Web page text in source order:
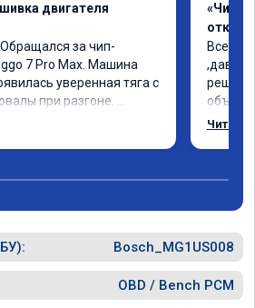
двигателя
за чип-
7 Pro Max. Машина
уверенная тяга с
при разгоне.
режиме даже немного
«Чип
Всем
,давно
сумму
Читать
Bosch_MG1US008
OBD / Bench PCM